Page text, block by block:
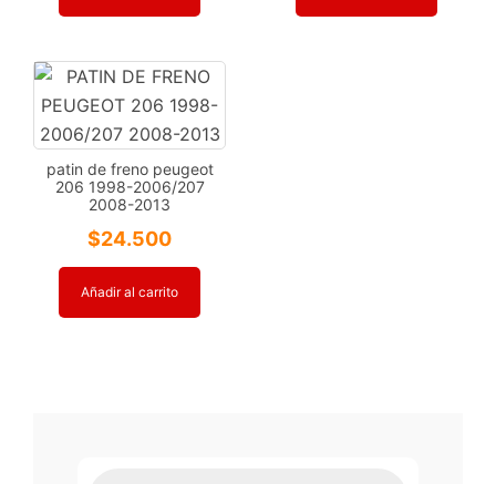
patin de freno peugeot
206 1998-2006/207
2008-2013
$24.500
Añadir al carrito